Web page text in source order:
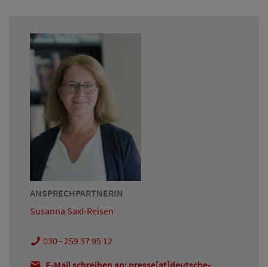
ANSPRECHPARTNERIN
Susanna Saxl-Reisen
030 - 259 37 95 12